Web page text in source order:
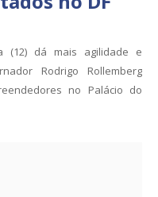
(12) dá mais agilidade e
Rodrigo Rollemberg
no Palácio do